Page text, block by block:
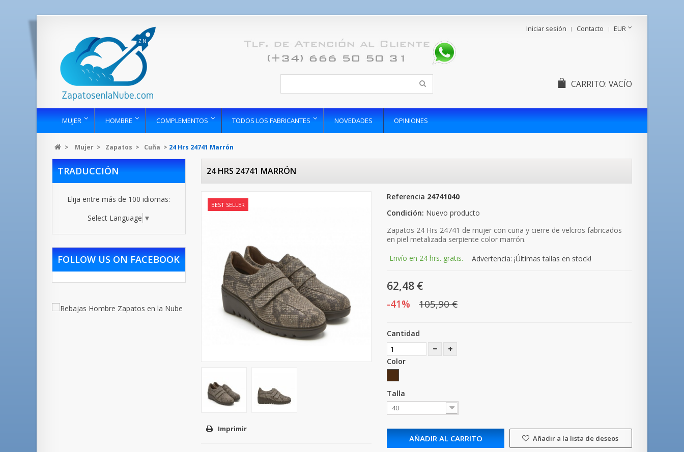
EUR
Contacto
Iniciar sesión
CARRITO: VACÍO
MUJER HOMBRE COMPLEMENTOS TODOS LOS FABRICANTES NOVEDADES OPINIONES
> Mujer > Zapatos > Cuña > 24 Hrs 24741 Marrón
TRADUCCIÓN
Elija entre más de 100 idiomas:
Select Language ▼
FOLLOW US ON FACEBOOK
24 HRS 24741 MARRÓN
BEST SELLER
Imprimir
Referencia 24741040
Condición: Nuevo producto
Zapatos 24 Hrs 24741 de mujer con cuña y cierre de velcros fabricados
en piel metalizada serpiente color marrón.
Envío en 24 hrs. gratis.
Advertencia: ¡Últimas tallas en stock!
62,48 €
-41% 105,90 €
Cantidad
Color
Talla
40
AÑADIR AL CARRITO Añadir a la lista de deseos